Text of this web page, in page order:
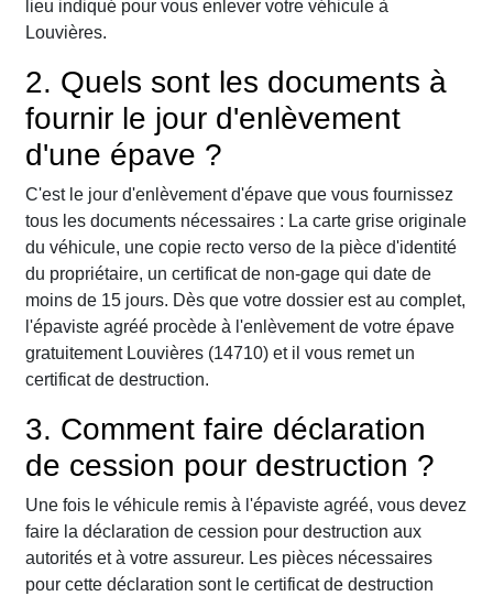
lieu indiqué pour vous enlever votre véhicule à
Louvières.
2. Quels sont les documents à
fournir le jour d'enlèvement
d'une épave ?
C'est le jour d'enlèvement d'épave que vous fournissez
tous les documents nécessaires : La carte grise originale
du véhicule, une copie recto verso de la pièce d'identité
du propriétaire, un certificat de non-gage qui date de
moins de 15 jours. Dès que votre dossier est au complet,
l'épaviste agréé procède à l'enlèvement de votre épave
gratuitement Louvières (14710) et il vous remet un
certificat de destruction.
3. Comment faire déclaration
de cession pour destruction ?
Une fois le véhicule remis à l'épaviste agréé, vous devez
faire la déclaration de cession pour destruction aux
autorités et à votre assureur. Les pièces nécessaires
pour cette déclaration sont le certificat de destruction